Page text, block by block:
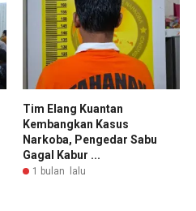
Tim Elang Kuantan
Kembangkan Kasus
Narkoba, Pengedar Sabu
Gagal Kabur ...
1 bulan lalu